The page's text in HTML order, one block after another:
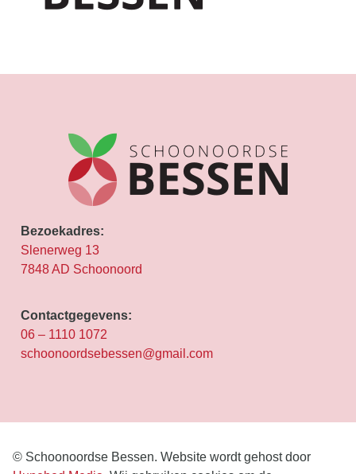
Bezoekadres:
Slenerweg 13
7848 AD Schoonoord
Contactgegevens:
06 – 1110 1072
schoonoordsebessen@gmail.com
© Schoonoordse Bessen. Website wordt gehost door